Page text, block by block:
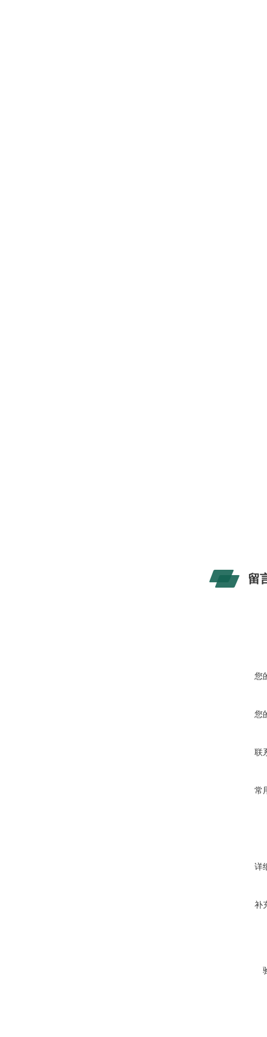
留
您
您
联
常
详
补